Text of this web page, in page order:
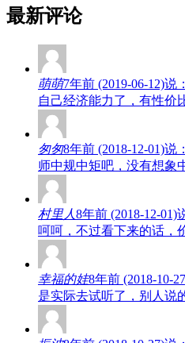
最新评论
萌萌7年前 (2019-06-12)
自己经济能力了，有性价
匆匆8年前 (2018-12-01)
师中规中矩吧，没有想象
村里人8年前 (2018-12-01)
呵呵，不过看下来的话，
幸福的娃8年前 (2018-10-
是实际去试听了，别人说